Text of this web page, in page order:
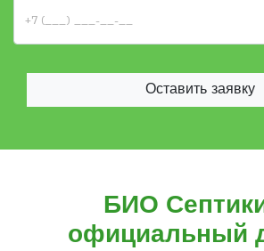
Оставить заявку
БИО
официальный